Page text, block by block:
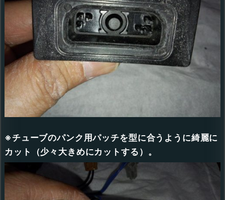
※チューブのパンク用パッチを型に合うように綺麗に
カット（少々大きめにカットする）。